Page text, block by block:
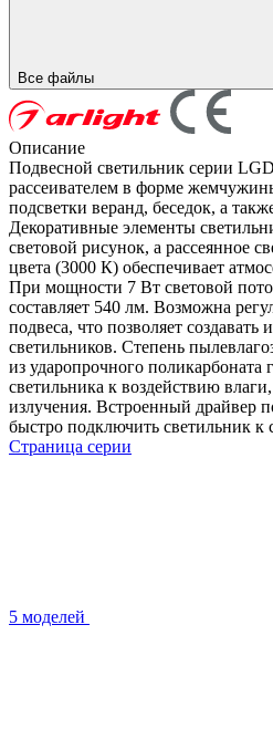
Все файлы
Описание
Подвесной светильник серии
рассеивателем в форме
подсветки веранд, беседок, а
Декоративные элементы
световой рисунок, а рассеянное
цвета (3000 К) обеспечивает
При мощности 7 Вт световой
составляет 540 лм. Возможна
подвеса, что позволяет
светильников. Степень
из ударопрочного поликарбоната
светильника к воздействию
излучения. Встроенный драйвер
быстро подключить светильник к
Страница серии
5 моделей